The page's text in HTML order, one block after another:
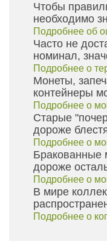
Чтобы
необходимо
Подробнее об
Часто не
номинал,
Подробнее о
Монеты,
контейнеры
Подробнее о
Старые
дороже
Подробнее о
Бракованные
дороже
Подробнее о
В мире
Подробнее о